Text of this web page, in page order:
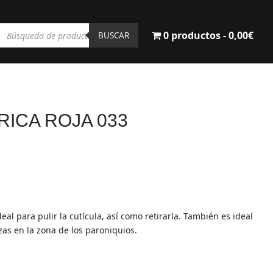
BUSCAR 0 productos 0,00€
ROJA 033
para pulir la cutícula, así como retirarla. También es ideal
en la zona de los paroniquios.